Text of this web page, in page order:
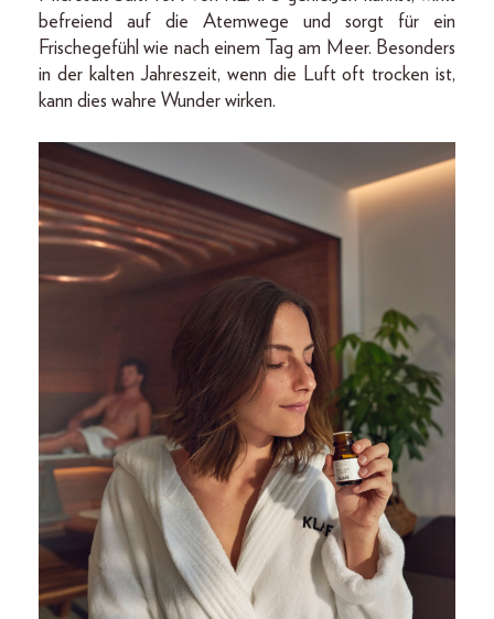
befreiend auf die Atemwege und sorgt für ein
Frischegefühl wie nach einem Tag am Meer. Besonders
in der kalten Jahreszeit, wenn die Luft oft trocken ist,
kann dies wahre Wunder wirken.